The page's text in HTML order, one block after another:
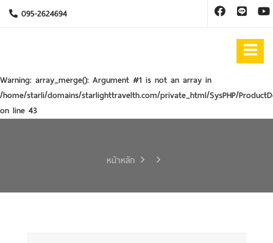
095-2624694
Warning: array_merge(): Argument #1 is not an array in
/home/starli/domains/starlighttravelth.com/private_html/SysPHP/
on line 43
หน้าหลัก